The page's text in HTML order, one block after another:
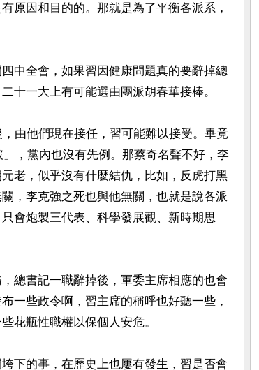
原因和目的的。那就是為了平衡各派系，
中全會，如果習因健康問題真的要辭掉總
十一大上有可能選由團派胡春華接棒。
由他們現在接任，習可能難以接受。畢竟
，黨內也沒有先例。那蔡奇名聲不好，李
老，似乎沒有什麼結仇，比如，反虎打黑
，李克強之死也與他無關，也就是說各派
會炮製三代表、科學發展觀、新時期思
總書記一職辭掉後，軍委主席相應的也會
一些政令啊，習主席的稱呼也好聽一些，
花瓶性職權以保個人安危。
下的事，在歷史上也屢有發生，習是否會